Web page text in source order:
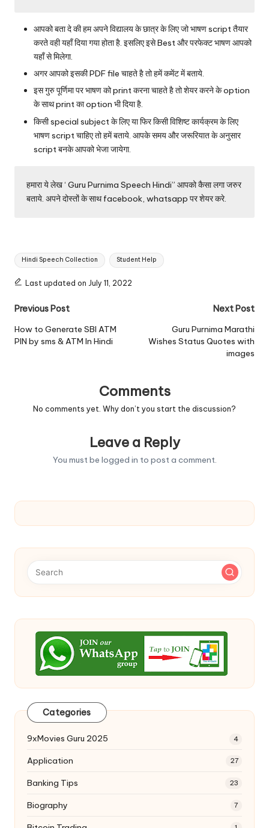
आपको बता दे की हम अपने विद्यालय के छात्र के लिए जो भाषण script तैयार
करते वही यहाँ दिया गया होता है. इसलिए इसे Best और परफेक्ट भाषण आपको
यहाँ से मिलेगा.
अगर आपको इसकी PDF file चाहते है तो हमें कमेंट में बताये.
इस गुरु पूर्णिमा पर भाषण को print करना चाहते है तो शेयर करने के option
के साथ print का option भी दिया है.
किसी special subject के लिए या फिर किसी विशिष्ट कार्यक्रम के लिए
भाषण script चाहिए तो हमें बताये. आपके समय और जरूरियात के अनुसार
script बनके आपको भेजा जायेगा.
हमारा ये लेख ‘ Guru Purnima Speech Hindi” आपको कैसा लगा जरुर
बताये. अपने दोस्तों के साथfacebook , whatsapp पर शेयर करे.
Tags:
Hindi Speech Collection Student Help
Last updated on July 11, 2022
Post
navigation
Previous Post
How to Generate SBI ATM
PIN by sms & ATM In Hindi
Next Post
Guru Purnima Marathi
Wishes Status Quotes with
images
Comments
No comments yet. Why don’t you start the discussion?
Leave a Reply
You must be logged in to post a comment.
Categories
9xMovies Guru 2025 4
Application 27
Banking Tips 23
Biography 7